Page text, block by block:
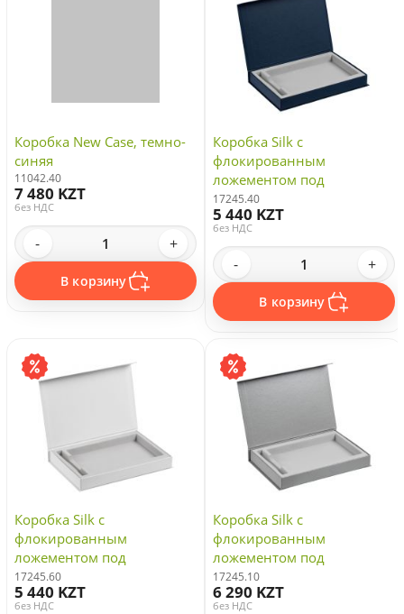
Коробка New Case, темно-
синяя
11042.40
7 480 KZT
без НДС
- +
В корзину
Коробка Silk с
флокированным
ложементом под
ежедневник и ручку, ver. 2,
темно-синяя
17245.40
5 440 KZT
без НДС
- +
В корзину
Коробка Silk с
флокированным
ложементом под
ежедневник и ручку, ver. 2,
белая
17245.60
5 440 KZT
без НДС
Коробка Silk с
флокированным
ложементом под
ежедневник и ручку, ver. 2,
серая
17245.10
6 290 KZT
без НДС